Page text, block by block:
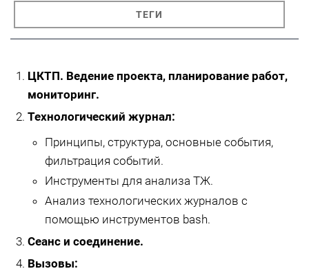
ТЕГИ
ЦКТП. Ведение проекта, планирование работ,
мониторинг.
Технологический журнал:
Принципы, структура, основные события,
фильтрация событий.
Инструменты для анализа ТЖ.
Анализ технологических журналов с
помощью инструментов bash.
Сеанс и соединение.
Вызовы: